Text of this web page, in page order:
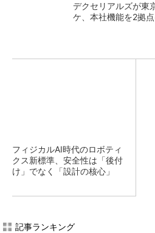
デクセリアルズが東
ケ、本社機能を2拠点
フィジカルAI時代のロボティ
クス新標準、安全性は「後付
け」でなく「設計の核心」
記事ランキング